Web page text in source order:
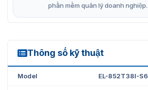
phần mềm quản lý doanh nghiệp.
Thông số kỹ thuật
EL-852T38I-S6
Model EL-852T38I-S6